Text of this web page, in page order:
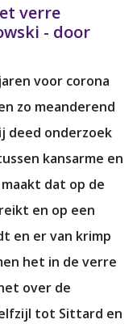
verre
- door
voor corona
zo meanderend
deed onderzoek
kansarme en
dat op de
en op een
en er van krimp
het in de verre
over de
tot Sittard en